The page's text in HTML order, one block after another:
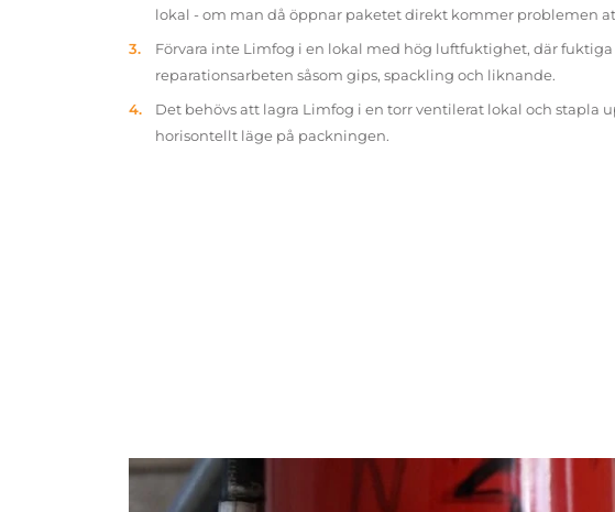
lokal - om man då öppnar paketet direkt kommer problemen
Förvara inte Limfog i en lokal med hög luftfuktighet, där fuktiga
reparationsarbeten såsom gips, spackling och liknande.
Det behövs att lagra Limfog i en torr ventilerat lokal och stapla
horisontellt läge på packningen.